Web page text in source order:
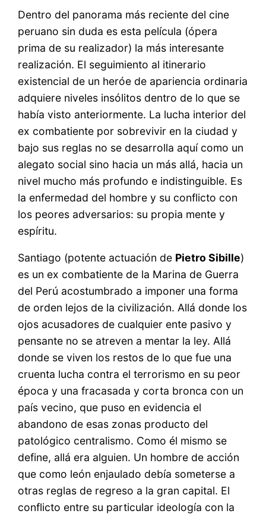
Dentro del panorama más reciente del cine
peruano sin duda es esta película (ópera
prima de su realizador) la más interesante
realización. El seguimiento al itinerario
existencial de un heróe de apariencia ordinaria
adquiere niveles insólitos dentro de lo que se
había visto anteriormente. La lucha interior del
ex combatiente por sobrevivir en la ciudad y
bajo sus reglas no se desarrolla aquí como un
alegato social sino hacia un más allá, hacia un
nivel mucho más profundo e indistinguible. Es
la enfermedad del hombre y su conflicto con
los peores adversarios: su propia mente y
espíritu.
Santiago (potente actuación de Pietro Sibille)
es un ex combatiente de la Marina de Guerra
del Perú acostumbrado a imponer una forma
de orden lejos de la civilización. Allá donde los
ojos acusadores de cualquier ente pasivo y
pensante no se atreven a mentar la ley. Allá
donde se viven los restos de lo que fue una
cruenta lucha contra el terrorismo en su peor
época y una fracasada y corta bronca con un
país vecino, que puso en evidencia el
abandono de esas zonas producto del
patológico centralismo. Como él mismo se
define, allá era alguien. Un hombre de acción
que como león enjaulado debía someterse a
otras reglas de regreso a la gran capital. El
conflicto entre su particular ideología con la